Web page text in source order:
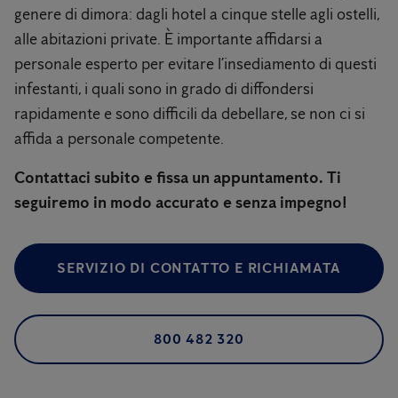
genere di dimora: dagli hotel a cinque stelle agli ostelli,
alle abitazioni private. È importante affidarsi a
personale esperto per evitare l’insediamento di questi
infestanti, i quali sono in grado di diffondersi
rapidamente e sono difficili da debellare, se non ci si
affida a personale competente.
Contattaci subito e fissa un appuntamento. Ti
seguiremo in modo accurato e senza impegno!
SERVIZIO DI CONTATTO E RICHIAMATA
800 482 320